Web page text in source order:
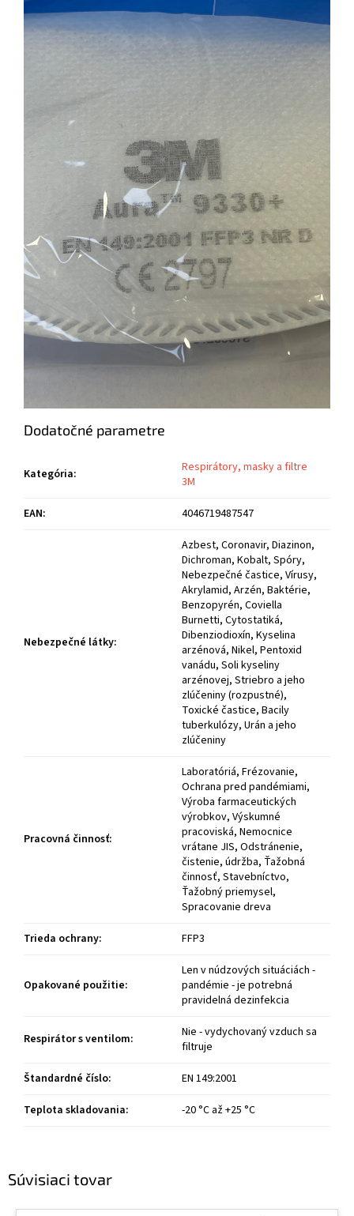
Súvisiaci tovar
Dodatočné parametre
Kategória:
Respirátory, masky a filtre
3M
EAN: 4046719487547
Nebezpečné látky:
Azbest, Coronavir, Diazinon,
Dichroman, Kobalt, Spóry,
Nebezpečné častice, Vírusy,
Akrylamid, Arzén, Baktérie,
Benzopyrén, Coviella
Burnetti, Cytostatiká,
Dibenziodioxín, Kyselina
arzénová, Nikel, Pentoxid
vanádu, Soli kyseliny
arzénovej, Striebro a jeho
zlúčeniny (rozpustné),
Toxické častice, Bacily
tuberkulózy, Urán a jeho
zlúčeniny
Pracovná činnosť:
Laboratóriá, Frézovanie,
Ochrana pred pandémiami,
Výroba farmaceutických
výrobkov, Výskumné
pracoviská, Nemocnice
vrátane JIS, Odstránenie,
čistenie, údržba, Ťažobná
činnosť, Stavebníctvo,
Ťažobný priemysel,
Spracovanie dreva
Trieda ochrany: FFP3
Opakované použitie:
Len v núdzových situáciách -
pandémie - je potrebná
pravidelná dezinfekcia
Respirátor s ventilom:
Nie - vydychovaný vzduch sa
filtruje
Štandardné číslo:
EN 149:2001
Teplota skladovania: -20 °C až +25 °C